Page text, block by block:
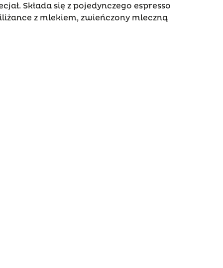
Składa się z pojedynczego espresso
z mlekiem, zwieńczony mleczną